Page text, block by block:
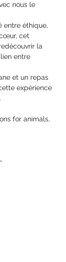
nous le
entre éthique,
cet
la
entre
et un repas
expérience
for animals,